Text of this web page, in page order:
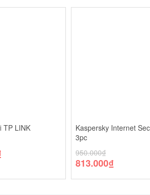
TP LINK
Kaspersky Internet
3pc
950.000₫
813.000₫